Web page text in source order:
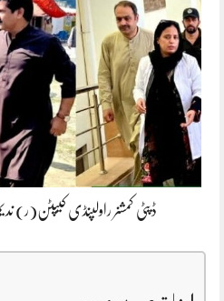
ڈپٹی کمشنر راولپنڈی کیپٹن(ر)